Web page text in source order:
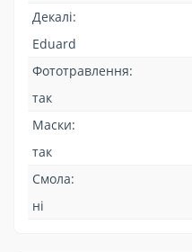
Декалі:
Eduard
Фототравлення:
так
Маски:
так
Смола:
ні